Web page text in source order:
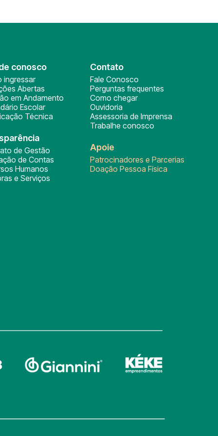
conosco
ingressar
Abertas
em Andamento
Escolar
Técnica
de Gestão
de Contas
Humanos
e Serviços
Contato
Fale Conosco
Perguntas frequentes
Como chegar
Ouvidoria
Assessoria de Imprensa
Trabalhe conosco
Apoie
Patrocinadores e Parcerias
Doação Pessoa Física